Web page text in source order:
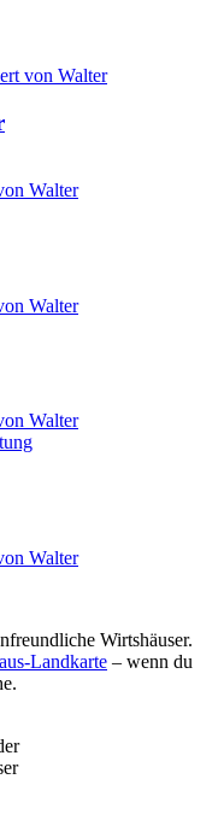
von Walter
Walter
Walter
Walter
Walter
Wirtshäuser.
Landkarte – wenn du